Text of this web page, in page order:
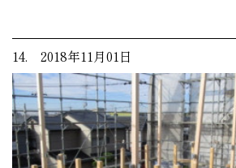
14. 2018年11月01日